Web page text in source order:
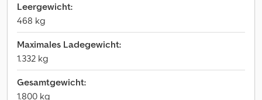
Leergewicht:
468 kg
Maximales Ladegewicht:
1.332 kg
Gesamtgewicht:
1.800 kg